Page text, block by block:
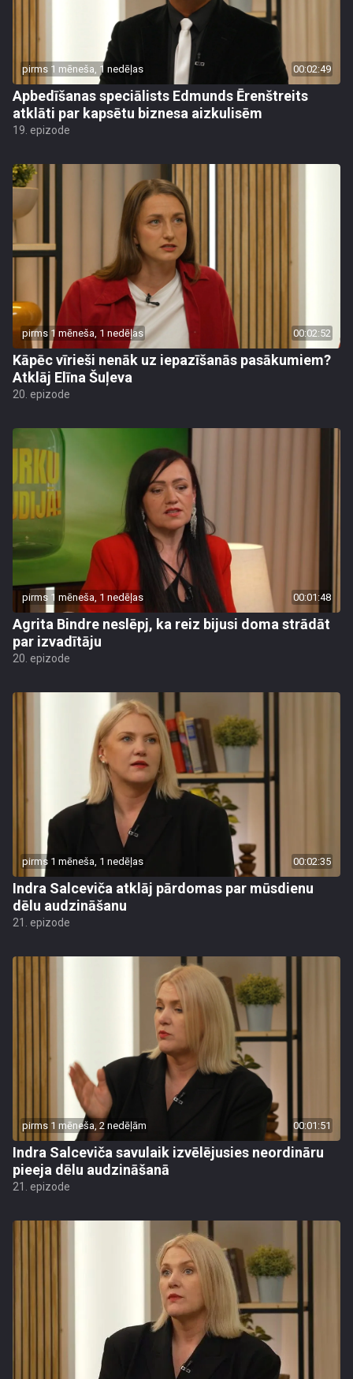
pirms 1 mēneša, 1 nedēļas 00:02:49
Apbedīšanas speciālists Edmunds Ērenštreits
atklāti par kapsētu biznesa aizkulisēm
19. epizode
pirms 1 mēneša, 1 nedēļas 00:02:52
Kāpēc vīrieši nenāk uz iepazīšanās pasākumiem?
Atklāj Elīna Šuļeva
20. epizode
pirms 1 mēneša, 1 nedēļas 00:01:48
Agrita Bindre neslēpj, ka reiz bijusi doma strādāt
par izvadītāju
20. epizode
pirms 1 mēneša, 1 nedēļas 00:02:35
Indra Salceviča atklāj pārdomas par mūsdienu
dēlu audzināšanu
21. epizode
pirms 1 mēneša, 2 nedēļām 00:01:51
Indra Salceviča savulaik izvēlējusies neordināru
pieeja dēlu audzināšanā
21. epizode